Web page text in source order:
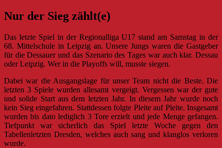
2019/2020.
Nur der Sieg zählt(e)
Das letzte Spiel in der Regionalliga U17 stand am Samstag in der
68. Mittelschule in Leipzig an. Unsere Jungs waren die Gastgeber
für die Dessauer und das Szenario des Tages war auch klar. Dessau
oder Leipzig. Wer in die Playoffs will, musste siegen.
Dabei war die Ausgangslage für unser Team nicht die Beste. Die
letzten 3 Spiele wurden allesamt vergeigt. Vergessen war der gute
und solide Start aus dem letzten Jahr. In diesem Jahr wurde noch
kein Sieg eingefahren. Stattdessen folgte Pleite auf Pleite. Insgesamt
wurden bis dato lediglich 3 Tore erzielt und jede Menge gefangen.
Tiefpunkt war sicherlich das Spiel letzte Woche gegen den
Tabellenletzten Dresden, welches auch sang und klanglos verloren
wurde.